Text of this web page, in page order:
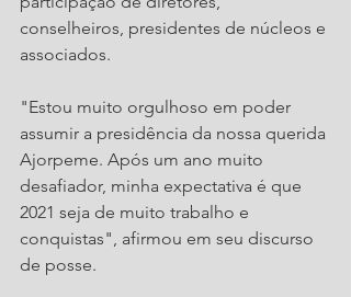
conselheiros, presidentes de núcleos e
associados.
"Estou muito orgulhoso em poder
assumir a presidência da nossa querida
Ajorpeme. Após um ano muito
desafiador, minha expectativa é que
2021 seja de muito trabalho e
conquistas", afirmou em seu discurso
de posse.